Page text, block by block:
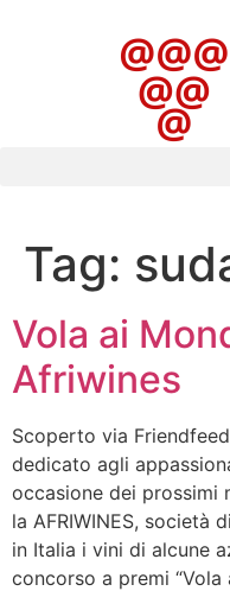
Tag:
Vola ai
Afriwines
Scoperto via
dedicato agli
occasione dei prossimi
la AFRIWINES, società
in Italia i vini di alcune
concorso a premi “Vola